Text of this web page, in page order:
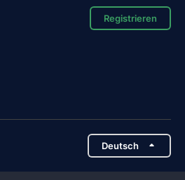
Registrieren
Deutsch